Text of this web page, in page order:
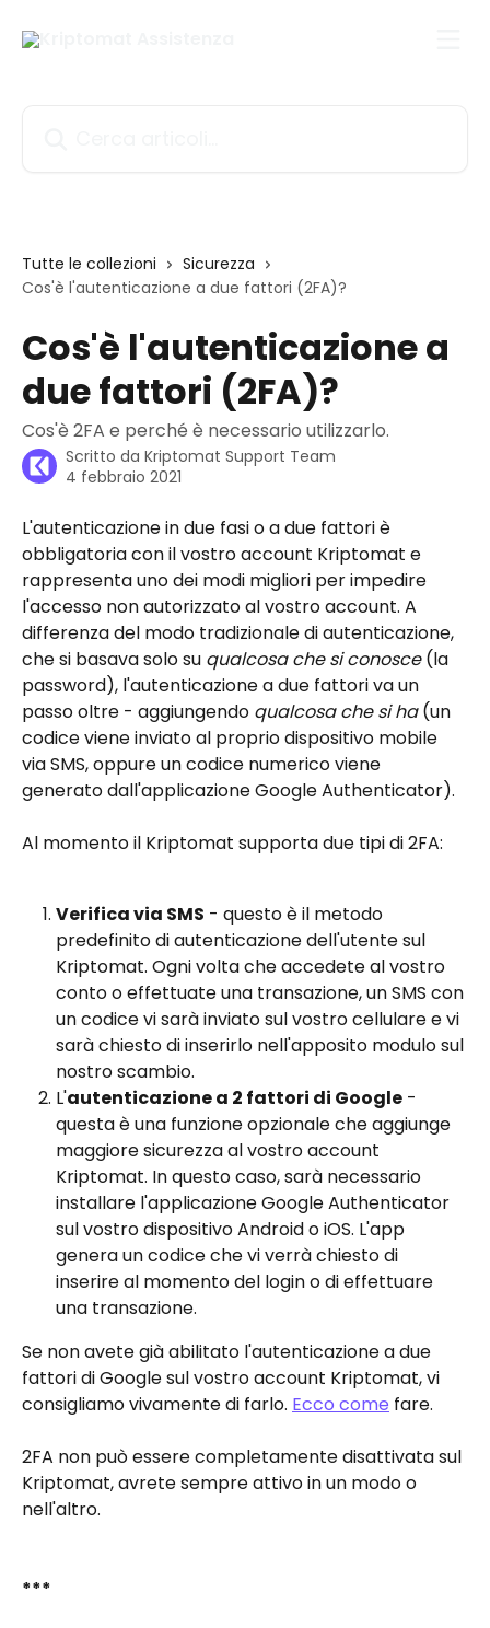
Tutte le collezioni
Sicurezza
Cos'è l'autenticazione a due fattori (2FA)?
Cos'è l'autenticazione a
due fattori (2FA)?
Cos'è 2FA e perché è necessario utilizzarlo.
Scritto da Kriptomat Support Team
4 febbraio 2021
L'autenticazione in due fasi o a due fattori è
obbligatoria con il vostro account Kriptomat e
rappresenta uno dei modi migliori per impedire
l'accesso non autorizzato al vostro account. A
differenza del modo tradizionale di autenticazione,
che si basava solo su qualcosa che si conosce (la
password), l'autenticazione a due fattori va un
passo oltre - aggiungendo qualcosa che si ha (un
codice viene inviato al proprio dispositivo mobile
via SMS, oppure un codice numerico viene
generato dall'applicazione Google Authenticator).
Al momento il Kriptomat supporta due tipi di 2FA:
Verifica via SMS - questo è il metodo
predefinito di autenticazione dell'utente sul
Kriptomat. Ogni volta che accedete al vostro
conto o effettuate una transazione, un SMS con
un codice vi sarà inviato sul vostro cellulare e vi
sarà chiesto di inserirlo nell'apposito modulo sul
nostro scambio.
L'autenticazione a 2 fattori di Google -
questa è una funzione opzionale che aggiunge
maggiore sicurezza al vostro account
Kriptomat. In questo caso, sarà necessario
installare l'applicazione Google Authenticator
sul vostro dispositivo Android o iOS. L'app
genera un codice che vi verrà chiesto di
inserire al momento del login o di effettuare
una transazione.
Se non avete già abilitato l'autenticazione a due
fattori di Google sul vostro account Kriptomat, vi
consigliamo vivamente di farlo. Ecco come fare.
2FA non può essere completamente disattivata sul
Kriptomat, avrete sempre attivo in un modo o
nell'altro.
***